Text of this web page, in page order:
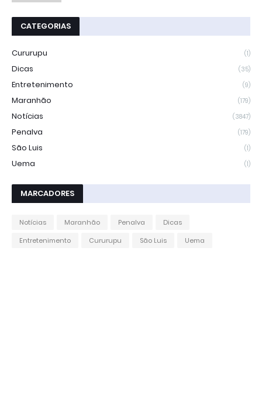
CATEGORIAS
Cururupu (1)
Dicas (35)
Entretenimento (9)
Maranhão (179)
Notícias (3847)
Penalva (179)
São Luis (1)
Uema (1)
MARCADORES
Notícias Maranhão Penalva
Dicas
Entretenimento
Cururupu São Luis Uema